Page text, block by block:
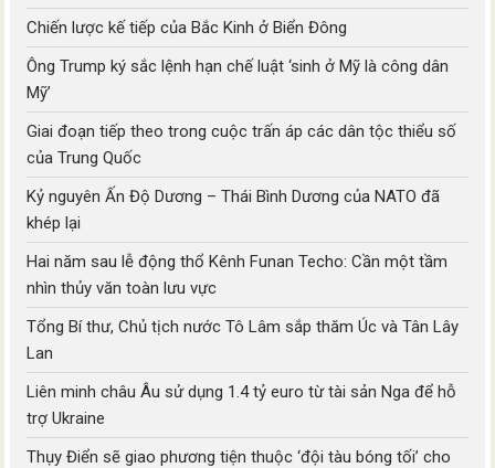
Chiến lược kế tiếp của Bắc Kinh ở Biển Đông
Ông Trump ký sắc lệnh hạn chế luật ‘sinh ở Mỹ là công dân
Mỹ’
Giai đoạn tiếp theo trong cuộc trấn áp các dân tộc thiểu số
của Trung Quốc
Kỷ nguyên Ấn Độ Dương – Thái Bình Dương của NATO đã
khép lại
Hai năm sau lễ động thổ Kênh Funan Techo: Cần một tầm
nhìn thủy văn toàn lưu vực
Tổng Bí thư, Chủ tịch nước Tô Lâm sắp thăm Úc và Tân Lây
Lan
Liên minh châu Âu sử dụng 1.4 tỷ euro từ tài sản Nga để hỗ
trợ Ukraine
Thụy Điển sẽ giao phương tiện thuộc ‘đội tàu bóng tối’ cho